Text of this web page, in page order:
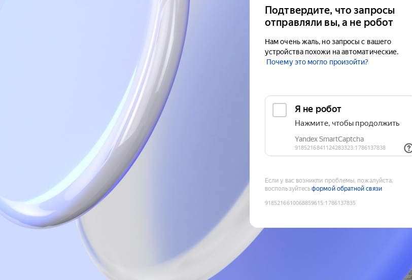
Подтвердите, что запросы
отправляли вы, а не робот
Нам очень жаль, но запросы с вашего
устройства похожи на автоматические.
Почему это могло произойти?
Если у вас возникли проблемы, пожалуйста,
воспользуйтесьформой обратной связи
9185216610068859615:1786137835